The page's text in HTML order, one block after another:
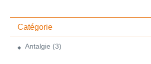
Catégorie
Antalgie (3)